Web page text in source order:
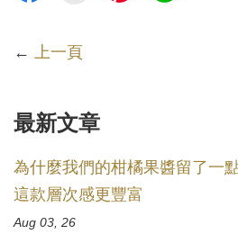
← 上一頁
最新文章
為什麼我們的柑橘果醬留了一
這款層次感更豐富
Aug 03, 26